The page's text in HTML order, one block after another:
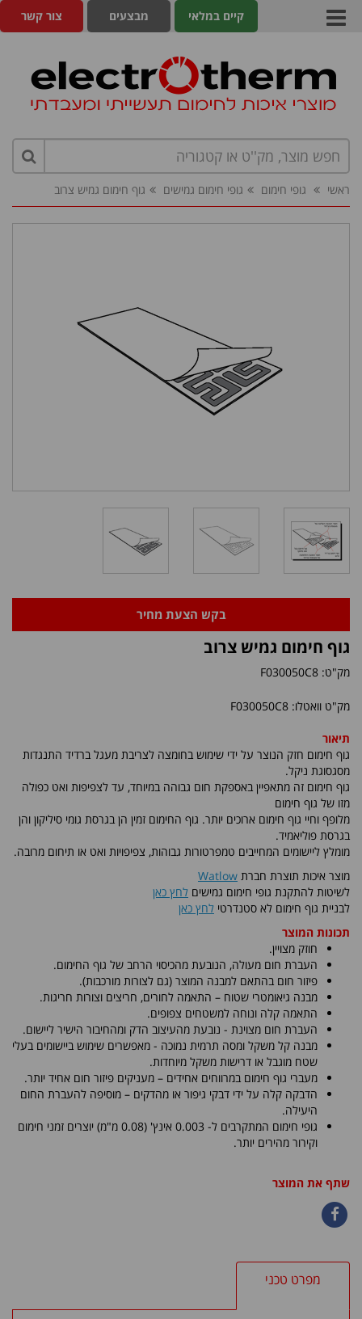
צור קשר מבצעים קיים במלאי
ראשי גופי חימום גופי חימום גמישים גוף חימום גמיש צרוב
בקש הצעת מחיר
גוף חימום גמיש צרוב
מק"ט: F030050C8
מק"ט וואטלו: F030050C8
תיאור
גוף חימום חזק הנוצר על ידי שימוש בחומצה לצריבת מעגל ברדיד התנגדות
מסגסוגת ניקל.
גוף חימום זה מתאפיין באספקת חום גבוהה במיוחד, עד לצפיפות ואט כפולה
מזו של גוף חימום
מלופף וחיי גוף חימום ארוכים יותר. גוף החימום זמין הן בגרסת גומי סיליקון והן
בגרסת פוליאמיד.
מומלץ ליישומים המחייבים טמפרטורות גבוהות, צפיפויות ואט או תיחום מרובה.
מוצר איכות תוצרת חברת Watlow
לשיטות להתקנת גופי חימום גמישים לחץ כאן
לבניית גוף חימום לא סטנדרטי לחץ כאן
תכונות המוצר
חוזק מצויין.
העברת חום מעולה, הנובעת מהכיסוי הרחב של גוף החימום.
פיזור חום בהתאם למבנה המוצר (גם לצורות מורכבות).
מבנה גיאומטרי שטוח – התאמה לחורים, חריצים וצורות חריגות.
התאמה קלה ונוחה למשטחים צפופים.
העברת חום מצוינת - נובעת מהעיצוב הדק ומהחיבור הישיר ליישום.
מבנה קל משקל ומסה תרמית נמוכה - מאפשרים שימוש ביישומים בעלי
שטח מוגבל או דרישות משקל מיוחדות.
מעברי גוף חימום במרווחים אחידים – מעניקים פיזור חום אחיד יותר.
הדבקה קלה על ידי דבקי גיפור או מהדקים – מוסיפה להעברת החום
היעילה.
גופי חימום המתקרבים ל- 0.003 אינץ' (0.08 מ"מ) יוצרים זמני חימום
וקירור מהירים יותר.
שתף את המוצר
מפרט טכני